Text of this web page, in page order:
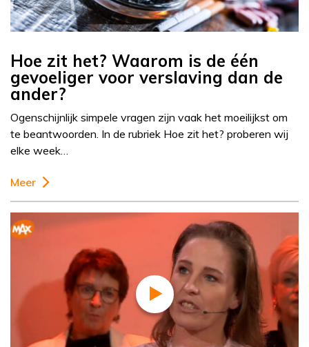
Hoe zit het? Waarom is de één
gevoeliger voor verslaving dan de
ander?
Ogenschijnlijk simpele vragen zijn vaak het moeilijkst om
te beantwoorden. In de rubriek Hoe zit het? proberen wij
elke week…
Meer